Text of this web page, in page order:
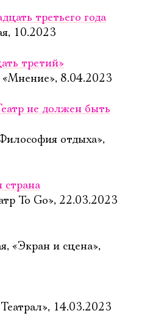
третьего года
10.2023
третий»
«Мнение», 8.04.2023
не должен быть
отдыха»,
страна
To Go», 22.03.2023
«Экран и сцена»,
14.03.2023